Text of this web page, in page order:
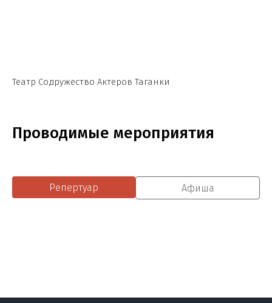
Театр Содружество Актеров Таганки
Проводимые мероприятия
Репертуар Афиша